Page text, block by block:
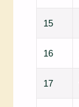
15
16
17